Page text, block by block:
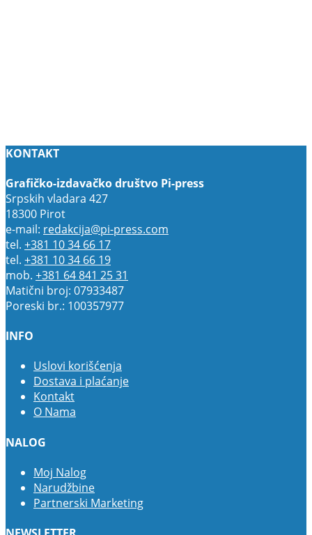
KONTAKT
Grafičko-izdavačko društvo Pi-press
Srpskih vladara 427
18300 Pirot
e-mail: redakcija@pi-press.com
tel. +381 10 34 66 17
tel. +381 10 34 66 19
mob. +381 64 841 25 31
Matični broj: 07933487
Poreski br.: 100357977
INFO
Uslovi korišćenja
Dostava i plaćanje
Kontakt
O Nama
NALOG
Moj Nalog
Narudžbine
Partnerski Marketing